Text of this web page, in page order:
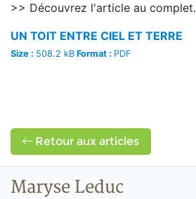
>> Découvrez l'article au complet.
UN TOIT ENTRE CIEL ET TERRE
Size : 508.2 kB Format : PDF
Retour aux articles
Maryse Leduc